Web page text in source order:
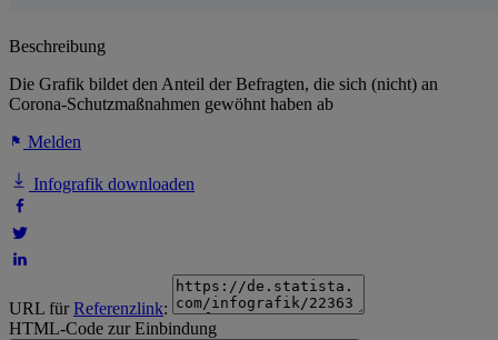
Beschreibung
Die Grafik bildet den Anteil der Befragten, die sich (nicht) an
Corona-Schutzmaßnahmen gewöhnt haben ab
Melden
Infografik downloaden
URL fürReferenzlink:
HTML-Code zur Einbindung